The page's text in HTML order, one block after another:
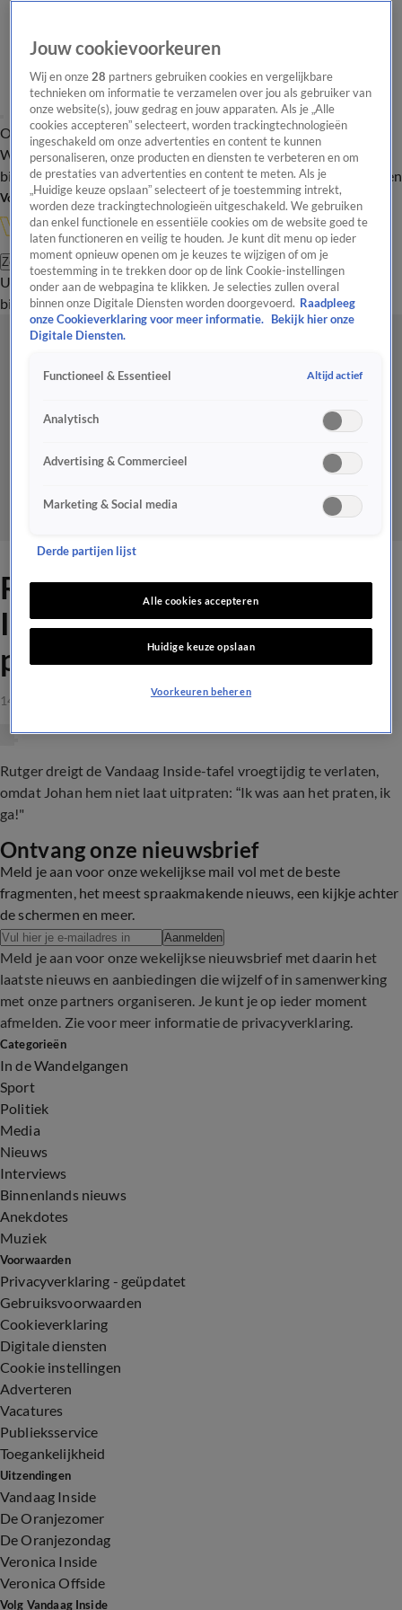
Overzicht Onze programma's Uitzendingen Onze gezichten
In de
WandelgangenInterviewsUitzending
bijwonenPodcastShopVeelgestelde vragenKijkersvraag insturen
Volg Vandaag Inside
Zoeken
UitzendingenVandaag InsideDe OranjezomerShopUitzending
bijwonen
Rutger verlaat Vandaag
Inside-tafel: ‘IK was aan het
praten!’
14 sep 2023, 22:50
Rutger dreigt de Vandaag Inside-tafel vroegtijdig te verlaten,
omdat Johan hem niet laat uitpraten: “Ik was aan het praten, ik
ga!"
Ontvang onze nieuwsbrief
Meld je aan voor onze wekelijkse mail vol met de beste
fragmenten, het meest spraakmakende nieuws, een kijkje achter
de schermen en meer.
Aanmelden
Meld je aan voor onze wekelijkse nieuwsbrief met daarin het
laatste nieuws en aanbiedingen die wijzelf of in samenwerking
met onze partners organiseren. Je kunt je op ieder moment
afmelden. Zie voor meer informatie de privacyverklaring.
Categorieën
In de Wandelgangen
Sport
Politiek
Media
Nieuws
Interviews
Binnenlands nieuws
Anekdotes
Muziek
Voorwaarden
Privacyverklaring - geüpdatet
Gebruiksvoorwaarden
Cookieverklaring
Digitale diensten
Cookie instellingen
Adverteren
Vacatures
Publieksservice
Toegankelijkheid
Uitzendingen
Vandaag Inside
De Oranjezomer
De Oranjezondag
Veronica Inside
Veronica Offside
Volg Vandaag Inside
Jouw cookievoorkeuren
Wij en onze28 partners gebruiken cookies en vergelijkbare
technieken om informatie te verzamelen over jou als gebruiker van
onze website(s), jouw gedrag en jouw apparaten. Als je „Alle
cookies accepteren” selecteert, worden trackingtechnologieën
ingeschakeld om onze advertenties en content te kunnen
personaliseren, onze producten en diensten te verbeteren en om
de prestaties van advertenties en content te meten. Als je
„Huidige keuze opslaan” selecteert of je toestemming intrekt,
worden deze trackingtechnologieën uitgeschakeld. We gebruiken
dan enkel functionele en essentiële cookies om de website goed te
laten functioneren en veilig te houden. Je kunt dit menu op ieder
moment opnieuw openen om je keuzes te wijzigen of om je
toestemming in te trekken door op de link Cookie-instellingen
onder aan de webpagina te klikken. Je selecties zullen overal
binnen onze Digitale Diensten worden doorgevoerd. Raadpleeg
onze Cookieverklaring voor meer informatie.
Bekijk hier onze
Digitale Diensten.
Functioneel & Essentieel Altijd actief
Analytisch
Advertising & Commercieel
Marketing & Social media
Derde partijen lijst
Alle cookies accepteren
Huidige keuze opslaan
Voorkeuren beheren